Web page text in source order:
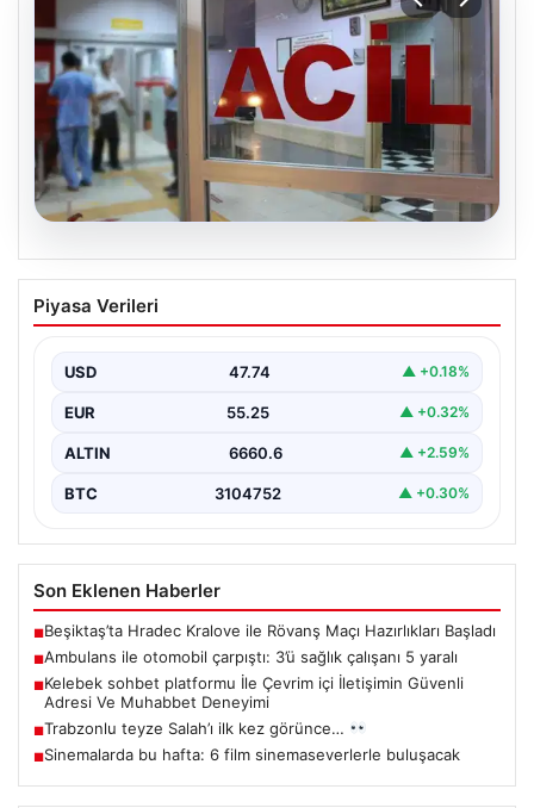
Ambulans ile otomobil çarpıştı: 3’ü
sağlık çalışanı 5 yaralı
Piyasa Verileri
USD 47.74 ▲ +0.18%
EUR 55.25 ▲ +0.32%
ALTIN 6660.6 ▲ +2.59%
BTC 3104752 ▲ +0.30%
Son Eklenen Haberler
■Beşiktaş’ta Hradec Kralove ile Rövanş Maçı Hazırlıkları Başladı
■Ambulans ile otomobil çarpıştı: 3’ü sağlık çalışanı 5 yaralı
■Kelebek sohbet platformu İle Çevrim içi İletişimin Güvenli
Adresi Ve Muhabbet Deneyimi
■Trabzonlu teyze Salah’ı ilk kez görünce…
■Sinemalarda bu hafta: 6 film sinemaseverlerle buluşacak